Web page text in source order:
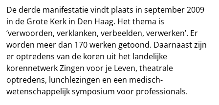
De derde manifestatie vindt plaats in september 2009
in de Grote Kerk in Den Haag. Het thema is
‘verwoorden, verklanken, verbeelden, verwerken’. Er
worden meer dan 170 werken getoond. Daarnaast zijn
er optredens van de koren uit het landelijke
korennetwerk Zingen voor je Leven, theatrale
optredens, lunchlezingen en een medisch-
wetenschappelijk symposium voor professionals.